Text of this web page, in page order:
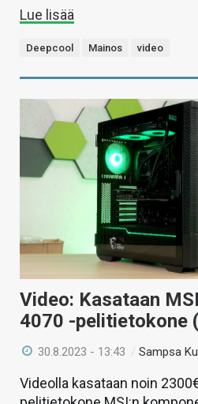
Lue lisää
Deepcool Mainos video
Video: Kasataan
4070 -pelitietokone
30.8.2023 - 13:43 /Sampsa
Videolla kasataan noin